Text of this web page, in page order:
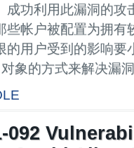
成功利用此漏洞的攻
些帐户被配置为拥有
的用户受到的影响
象的方式来解决漏洞
092